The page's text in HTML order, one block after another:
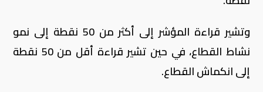
وتشير قراءة المؤشر إلى أكثر من 50 نقطة إلى نمو
نشاط القطاع، في حين تشير قراءة أقل من 50 نقطة
إلى انكماش القطاع.